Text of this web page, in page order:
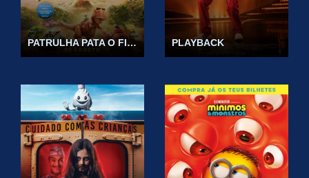
PATRULHA PATA O FILME DOS DINOSSAUROS VP PLAYBACK